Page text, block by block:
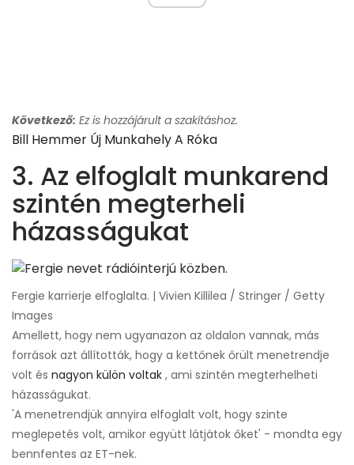
Következő: Ez is hozzájárult a szakításhoz.
Bill Hemmer Új Munkahely A Róka
3. Az elfoglalt munkarend
szintén megterheli
házasságukat
Fergie karrierje elfoglalta. | Vivien Killilea / Stringer / Getty
Images
Amellett, hogy nem ugyanazon az oldalon vannak, más
források azt állították, hogy a kettőnek őrült menetrendje
volt és nagyon külön voltak , ami szintén megterhelheti
házasságukat.
'A menetrendjük annyira elfoglalt volt, hogy szinte
meglepetés volt, amikor együtt látjátok őket' - mondta egy
bennfentes az ET-nek.